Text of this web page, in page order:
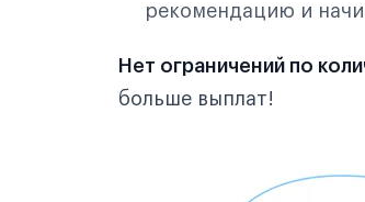
рекомендацию и
Нет ограничений по
больше выплат!